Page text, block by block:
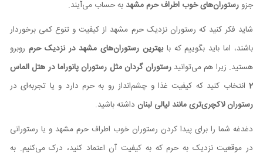
جزورستوران‌های خوب اطراف حرم مشهد به حساب می‌آیند.
شاید فکر کنید که رستوران نزدیک حرم مشهد از کیفیت و تنوع کمی برخوردار
باشند، اما باید بگوییم که بابهترین رستوران‌های مشهد در نزدیک حرم روبرو
هستید. زیرا هم می‌توانیدرستوران گردان مثل رستوران پانوراما در هتل الماس
2 انتخاب کنید که کیفیت غذا و چشم‌انداز رو به حرم دارد و یا تجربه‌ای در
رستوران‌ لاکچری‌تری مانند لیالی لبنان داشته باشید.
دغدغه شما را برای پیدا کردن رستوران خوب اطراف حرم مشهد و یا رستورانی
در موقعیت نزدیک به حرم که به کیفیت آن اعتماد کنید، درک می‌کنیم. به